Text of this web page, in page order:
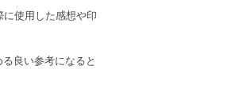
使用した感想や印
良い参考になると